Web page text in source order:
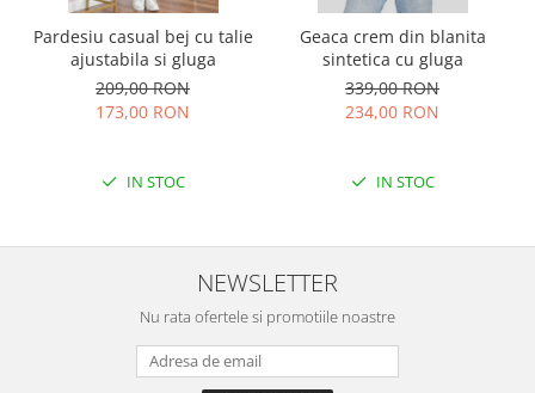
Pardesiu casual bej cu talie
ajustabila si gluga
209,00 RON
173,00 RON
IN STOC
Geaca crem din blanita
sintetica cu gluga
339,00 RON
234,00 RON
IN STOC
NEWSLETTER
Nu rata ofertele si promotiile noastre